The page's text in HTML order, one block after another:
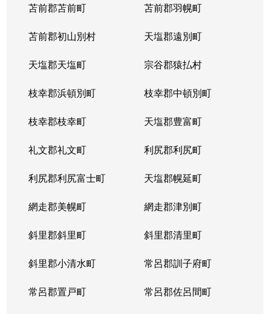
苫前郡苫前町 苫前郡羽幌町
苫前郡初山別村 天塩郡遠別町
天塩郡天塩町 宗谷郡猿払村
枝幸郡浜頓別町 枝幸郡中頓別町
枝幸郡枝幸町 天塩郡豊富町
礼文郡礼文町 利尻郡利尻町
利尻郡利尻富士町 天塩郡幌延町
網走郡美幌町 網走郡津別町
斜里郡斜里町 斜里郡清里町
斜里郡小清水町 常呂郡訓子府町
常呂郡置戸町 常呂郡佐呂間町